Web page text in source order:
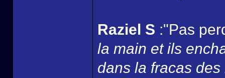
Raziel S :"Pas
la main et ils
dans la fracas